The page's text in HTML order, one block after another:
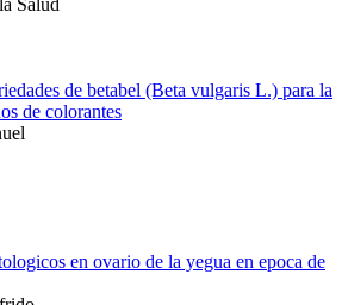
Salud
de betabel (Beta vulgaris L.) para la
de colorantes
en ovario de la yegua en epoca de